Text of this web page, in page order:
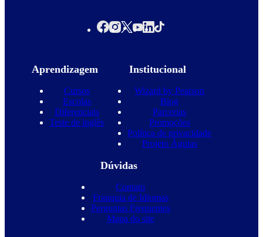
Aprendizagem
Cursos
Escolas
Diferenciais
Teste de inglês
Institucional
Wizard by Pearson
Blog
Parcerias
Promoções
Política de privacidade
Projeto Águias
Dúvidas
Contato
Franquia de Idiomas
Perguntas Frequentes
Mapa do site